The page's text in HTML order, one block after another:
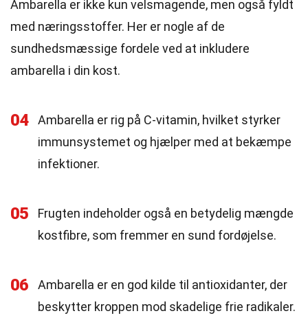
Ambarella er ikke kun velsmagende, men også fyldt
med næringsstoffer. Her er nogle af de
sundhedsmæssige fordele ved at inkludere
ambarella i din kost.
04
Ambarella er rig på C-vitamin, hvilket styrker
immunsystemet og hjælper med at bekæmpe
infektioner.
05
Frugten indeholder også en betydelig mængde
kostfibre, som fremmer en sund fordøjelse.
06
Ambarella er en god kilde til antioxidanter, der
beskytter kroppen mod skadelige frie radikaler.